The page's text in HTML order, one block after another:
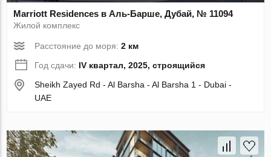
Marriott Residences в Аль-Барше, Дубай, № 11094
Жилой комплекс
Расстояние до моря:2 км
Год сдачи: IV квартал, 2025, строящийся
Sheikh Zayed Rd - Al Barsha - Al Barsha 1 - Dubai -
UAE